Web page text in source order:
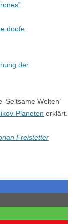
doofe
der
Welten’
Planeten erklärt.
Freistetter